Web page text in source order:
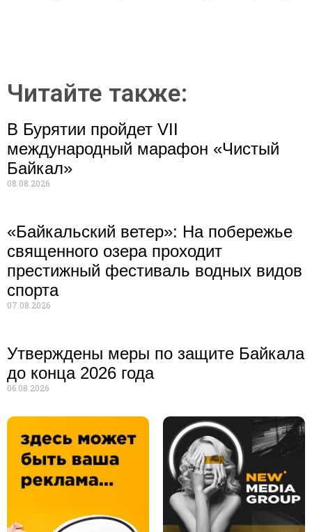
Читайте также:
В Бурятии пройдет VII
международный марафон «Чистый
Байкал»
08.08.2026
«Байкальский ветер»: На побережье
священного озера проходит
престижный фестиваль водных видов
спорта
07.08.2026
Утверждены меры по защите Байкала
до конца 2026 года
06.08.2026